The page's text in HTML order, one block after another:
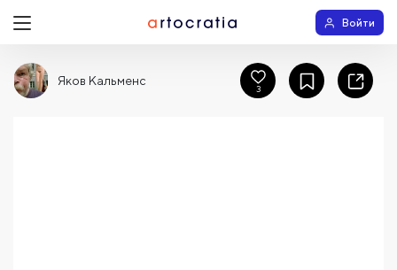
Войти
Яков Кальменс
3